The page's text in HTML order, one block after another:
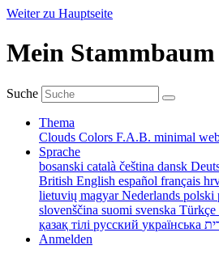
Weiter zu Hauptseite
Mein Stammbaum
Suche
Thema
Clouds Colors F.A.B. minimal
Sprache
bosanski català čeština dansk
British English español français
lietuvių magyarNederlands polski
slovenščina suomi svenska Türkçe
қазақ тілі русский українська
Anmelden